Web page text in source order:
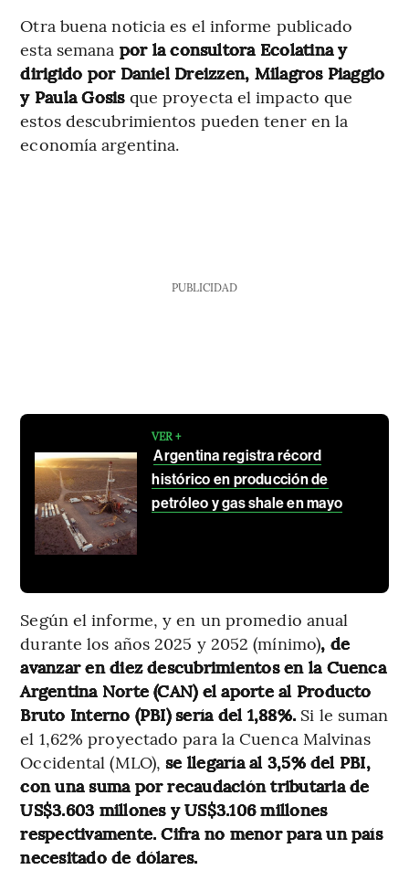
Otra buena noticia es el informe publicado
esta semana por la consultora Ecolatina y
dirigido por Daniel Dreizzen, Milagros Piaggio
y Paula Gosisque proyecta el impacto que
estos descubrimientos pueden tener en la
economía argentina.
PUBLICIDAD
VER +
Argentina registra récord
histórico en producción de
petróleo y gas shale en mayo
Según el informe, y en un promedio anual
durante los años 2025 y 2052 (mínimo), de
avanzar en diez descubrimientos en la Cuenca
Argentina Norte (CAN) el aporte al Producto
Bruto Interno (PBI) sería del 1,88%. Si le suman
el 1,62% proyectado para la Cuenca Malvinas
Occidental (MLO),se llegaría al 3,5% del PBI,
con una suma por recaudación tributaria de
US$3.603 millones y US$3.106 millones
respectivamente. Cifra no menor para un país
necesitado de dólares.